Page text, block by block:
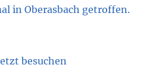
in Oberasbach getroffen.
besuchen